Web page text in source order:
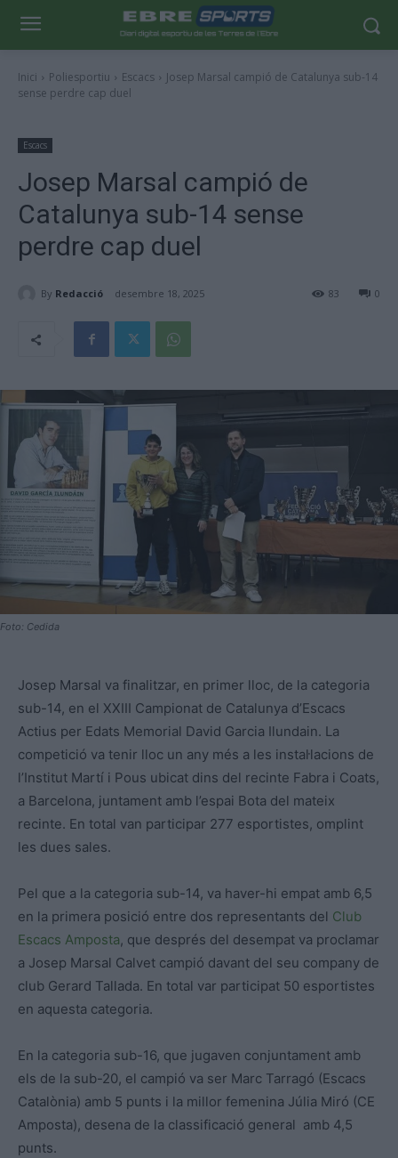
Inici Poliesportiu Escacs
Josep Marsal campió de Catalunya sub-14
sense perdre cap duel
Escacs
Josep Marsal campió de
Catalunya sub-14 sense
perdre cap duel
By Redacció desembre 18, 2025 0
83
Foto: Cedida
Josep Marsal va finalitzar, en primer lloc, de la categoria
sub-14, en el XXIII Campionat de Catalunya d’Escacs
Actius per Edats Memorial David Garcia Ilundain. La
competició va tenir lloc un any més a les instal·lacions de
l’Institut Martí i Pous ubicat dins del recinte Fabra i Coats,
a Barcelona, juntament amb l’espai Bota del mateix
recinte. En total van participar 277 esportistes, omplint
les dues sales.
Pel que a la categoria sub-14, va haver-hi empat amb 6,5
en la primera posició entre dos representants del Club
Escacs Amposta, que després del desempat va proclamar
a Josep Marsal Calvet campió davant del seu company de
club Gerard Tallada. En total var participat 50 esportistes
en aquesta categoria.
En la categoria sub-16, que jugaven conjuntament amb
els de la sub-20, el campió va ser Marc Tarragó (Escacs
Catalònia) amb 5 punts i la millor femenina Júlia Miró (CE
Amposta), desena de la classificació general amb 4,5
punts.